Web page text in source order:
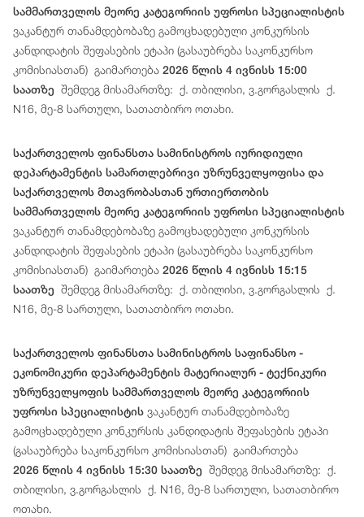
სამმართველოს მეორე კატეგორიის უფროსი სპეციალისტის
ვაკანტურ თანამდებობაზე გამოცხადებული კონკურსის
კანდიდატის შეფასების ეტაპი (გასაუბრება საკონკურსო
კომისიასთან) გაიმართება 2026 წლის 4 ივნისს 15:00
საათზე შემდეგ მისამართზე: ქ. თბილისი, ვ.გორგასლის ქ.
N16, მე-8 სართული, სათათბირო ოთახი.
საქართველოს ფინანსთა სამინისტროს იურიდიული
დეპარტამენტის სამართლებრივი უზრუნველყოფისა და
საქართველოს მთავრობასთან ურთიერთობის
სამმართველოს მეორე კატეგორიის უფროსი სპეციალისტის
ვაკანტურ თანამდებობაზე გამოცხადებული კონკურსის
კანდიდატის შეფასების ეტაპი (გასაუბრება საკონკურსო
კომისიასთან) გაიმართება 2026 წლის 4 ივნისს 15:15
საათზე შემდეგ მისამართზე: ქ. თბილისი, ვ.გორგასლის ქ.
N16, მე-8 სართული, სათათბირო ოთახი.
საქართველოს ფინანსთა სამინისტროს საფინანსო -
ეკონომიკური დეპარტამენტის მატერიალურ - ტექნიკური
უზრუნველყოფის სამმართველოს მეორე კატეგორიის
უფროსი სპეციალისტის ვაკანტურ თანამდებობაზე
გამოცხადებული კონკურსის კანდიდატის შეფასების ეტაპი
(გასაუბრება საკონკურსო კომისიასთან) გაიმართება
2026 წლის 4 ივნისს 15:30 საათზე შემდეგ მისამართზე: ქ.
თბილისი, ვ.გორგასლის ქ. N16, მე-8 სართული, სათათბირო
ოთახი.